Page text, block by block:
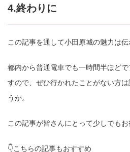
4.終わりに
この記事を通して小田原城の魅力は伝
都内から普通電車でも一時間半ほど
すので、ぜひ行かれたことがない方
うか。
この記事が皆さんにとって少しでもお
👇こちらの記事もおすすめ